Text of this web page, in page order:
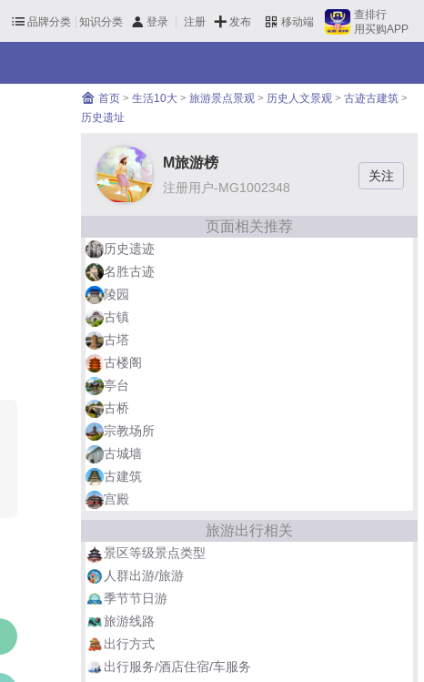
品牌分类 知识分类 登录 注册 发布 移动端
查排行
用买购APP
圆明园遗址公园
首页 > 生活10大 > 旅游景点景观 > 历史人文景观 > 古迹古建筑 >
历史遗址
M旅游榜
注册用户-MG1002348
页面相关推荐
历史遗迹
名胜古迹
陵园
古镇
古塔
古楼阁
亭台
古桥
宗教场所
古城墙
古建筑
宫殿
旅游出行相关
景区等级景点类型
人群出游/旅游
季节节日游
旅游线路
出行方式
出行服务/酒店住宿/车服务